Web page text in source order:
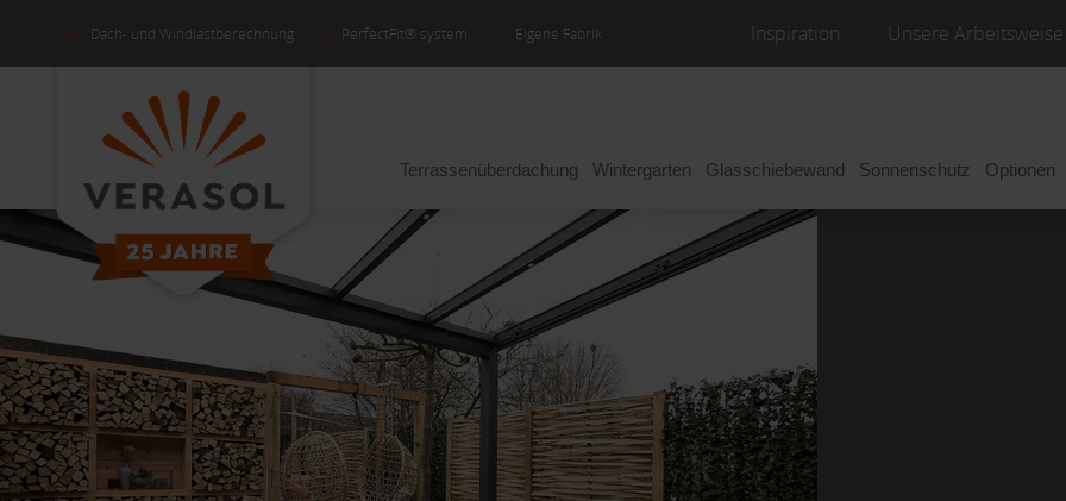
Dach- und Windlastberechnung PerfectFit® system Eigene Fabrik Inspiration Unsere Arbeitsweise
Terrassenüberdachung Wintergarten Glasschiebewand Sonnenschutz Optionen